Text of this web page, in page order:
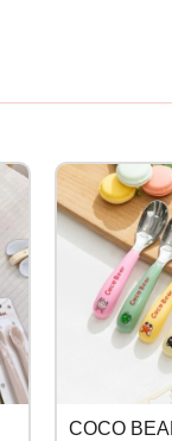
COCO